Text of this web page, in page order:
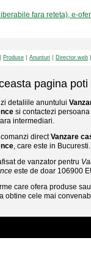
fara reteta), e-
Produse Anunturi Director web
pagina poti
detaliile anuntului
si contactezi
intermediari.
comanzi directVanzare
, care este in Bucuresti.
de vanzator pentru
este de doar 106900
care ofera produse
obtine cele mai